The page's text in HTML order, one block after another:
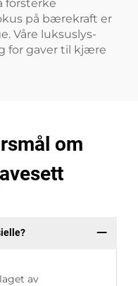
forsterke
på bærekraft er
Våre luksuslys-
for gaver til kjære
om
av